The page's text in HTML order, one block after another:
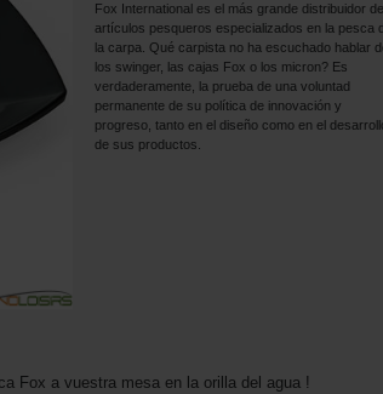
Fox International es el más grande distribuidor de
artículos pesqueros especializados en la pesca
la carpa. Qué carpista no ha escuchado hablar
los swinger, las cajas Fox o los micron? Es
verdaderamente, la prueba de una voluntad
permanente de su política de innovación y
progreso, tanto en el diseño como en el
de sus productos.
Fox a vuestra mesa en la orilla del agua !